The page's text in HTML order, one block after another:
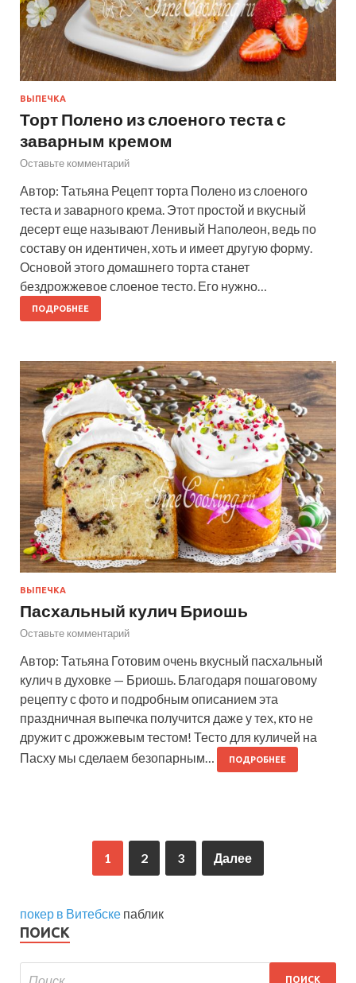
ВЫПЕЧКА
Торт Полено из слоеного теста с
заварным кремом
Оставьте комментарий
Автор: Татьяна Рецепт торта Полено из слоеного
теста и заварного крема. Этот простой и вкусный
десерт еще называют Ленивый Наполеон, ведь по
составу он идентичен, хоть и имеет другую форму.
Основой этого домашнего торта станет
бездрожжевое слоеное тесто. Его нужно…
ПОДРОБНЕЕ
ВЫПЕЧКА
Пасхальный кулич Бриошь
Оставьте комментарий
Автор: Татьяна Готовим очень вкусный пасхальный
кулич в духовке — Бриошь. Благодаря пошаговому
рецепту с фото и подробным описанием эта
праздничная выпечка получится даже у тех, кто не
дружит с дрожжевым тестом! Тесто для куличей на
Пасху мы сделаем безопарным…
ПОДРОБНЕЕ
1 2 3 Далее
покер в Витебске паблик
ПОИСК